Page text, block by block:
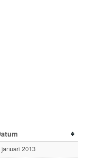
januari 2013